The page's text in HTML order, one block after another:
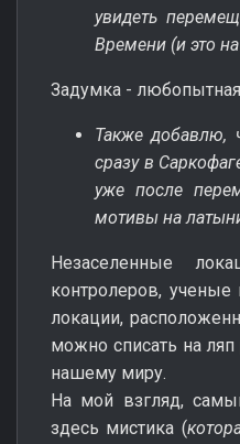
увидеть
Времени (и это
Задумка -
Также добавлю,
сразу в
уже после
мотивы на
Незаселенные
контролеров,
локации,
можно списать на ляп
нашему миру.
На мой взгляд,
здесь мистика (